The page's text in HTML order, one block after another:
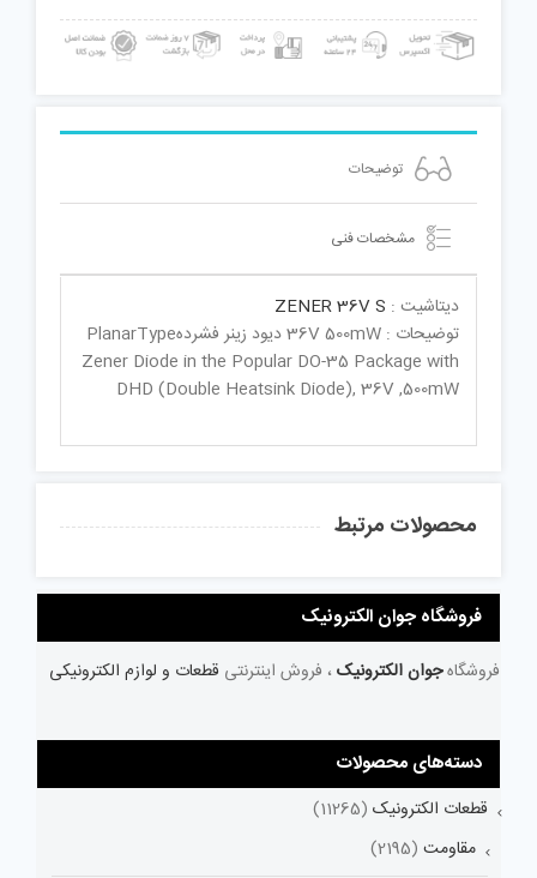
توضیحات
مشخصات فنی
دیتاشیت : ZENER 36V S
توضیحات : 36V 500mW دیود زینر فشردهPlanarType
Zener Diode in the Popular DO-35 Package with
DHD (Double Heatsink Diode), 36V ,500mW
محصولات مرتبط
فروشگاه جوان الکترونیک
فروشگاهجوان الکترونیک ، فروش اینترنتی قطعات و لوازم الکترونیکی
دسته‌های محصولات
قطعات الکترونیک (11265)
مقاومت (2195)